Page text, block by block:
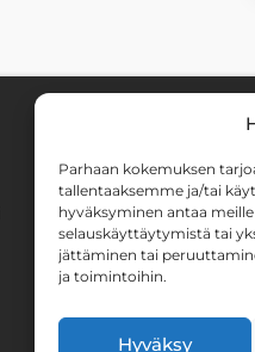
Parhaan kokemuksen
tallentaaksemme ja/tai
hyväksyminen antaa
selauskäyttäytymistä tai
jättäminen tai
ja toimintoihin.
Hyväksy
Tutustu
työhön